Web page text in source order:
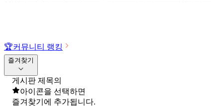
🏆커뮤니티 랭킹
즐겨찾기
게시판 제목의
아이콘을 선택하면
즐겨찾기에 추가됩니다.